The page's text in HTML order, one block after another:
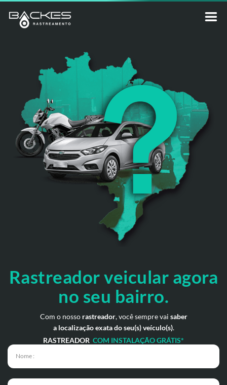
Rastreador veicular agora
no seu bairro.
Com o nosso rastreador, você sempre vai saber
a localização exata do seu(s) veículo(s).
RASTREADOR COM INSTALAÇÃO GRÁTIS*